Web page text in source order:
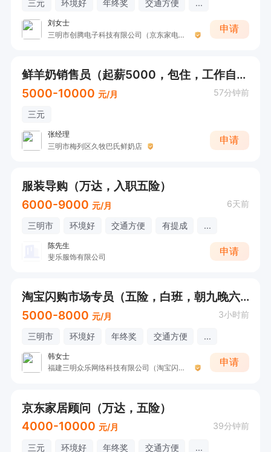
三元 环境好 年终奖 交通方便 ...
刘女士
三明市创腾电子科技有限公司（京东家电阳光城店）
申请
鲜羊奶销售员（起薪5000，包住，工作自由，接受无经验）
5000-10000 元/月 57分钟前
三元
张经理
三明市梅列区久牧巴氏鲜奶店
申请
服装导购（万达，入职五险）
6000-9000 元/月 6天前
三明市 环境好 交通方便 有提成 ...
陈先生
斐乐服饰有限公司
申请
淘宝闪购市场专员（五险，白班，朝九晚六）
5000-8000 元/月 3小时前
三明市 环境好 年终奖 交通方便 ...
韩女士
福建三明众乐网络科技有限公司（淘宝闪购）
申请
京东家居顾问（万达，五险）
4000-10000 元/月 39分钟前
三元 环境好 年终奖 交通方便 ...